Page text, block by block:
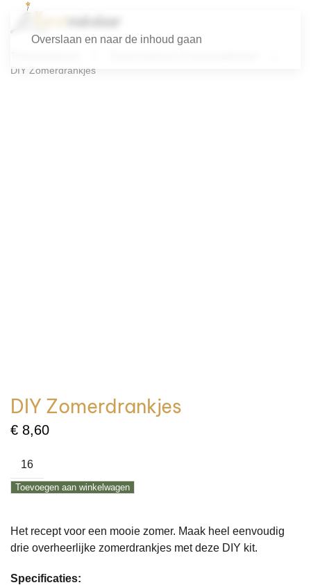
Overslaan en naar de inhoud gaan
DIY Zomerdrankjes
DIY Zomerdrankjes
€ 8,60
DIY
aantal
Toevoegen aan winkelwagen
Het recept voor een mooie zomer. Maak heel eenvoudig
drie overheerlijke zomerdrankjes met deze DIY kit.
Specificaties: